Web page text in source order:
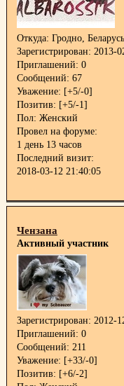
Откуда: Гродно, Беларусь
Зарегистрирован: 2013-
Приглашений: 0
Сообщений: 67
Уважение: [+5/-0]
Позитив: [+5/-1]
Пол: Женский
Провел на форуме:
1 день 13 часов
Последний визит:
2018-03-12 21:40:05
Чензана
Активный участник
Зарегистрирован: 2012-
Приглашений: 0
Сообщений: 211
Уважение: [+33/-0]
Позитив: [+6/-2]